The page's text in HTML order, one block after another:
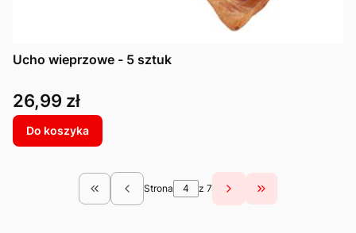
Ucho wieprzowe - 5 sztuk
Cena
26,99 zł
Do koszyka
Wróć do pierwszej strony z produktami
Strona z 7 Przejdź do